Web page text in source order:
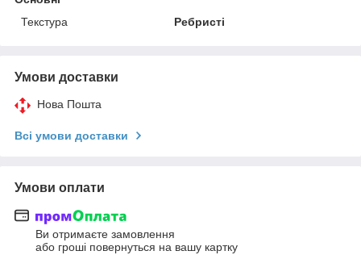
Текстура
Ребристі
Умови доставки
Нова Пошта
Всі умови доставки
Умови оплати
Ви отримаєте замовлення
або гроші повернуться на вашу картку